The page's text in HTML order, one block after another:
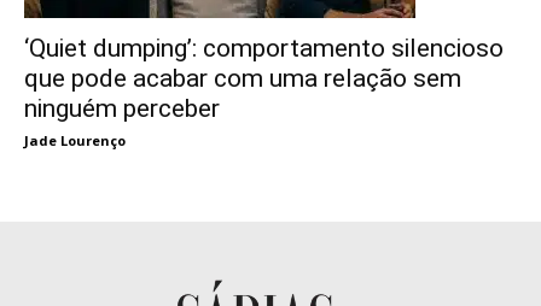
‘Quiet dumping’: comportamento silencioso
que pode acabar com uma relação sem
ninguém perceber
Jade Lourenço